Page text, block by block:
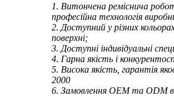
1. Витончена реміснича
професійна технологія
2. Доступний у різних
поверхні;
3. Доступні індивідуальні
4. Гарна якість і
5. Висока якість, гарантія
2000
6. Замовлення OEM та ODM